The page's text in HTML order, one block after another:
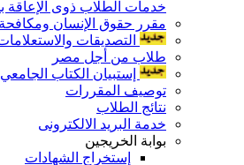
خدمات الطلاب ذوى الإعاقة
مقرر حقوق الإنسان
التصديقات
طلاب من أجل مصر
إستبيان الكتاب
توصيف المقررات
نتائج الطلاب
خدمة البريد الالكترونى
بوابة الخريجين
إستخراج الشهادات